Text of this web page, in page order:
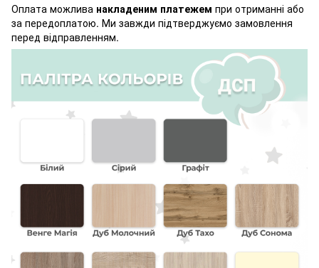
Оплата можлива накладеним платежем при отриманні або
за передоплатою. Ми завжди підтверджуємо замовлення
перед відправленням.